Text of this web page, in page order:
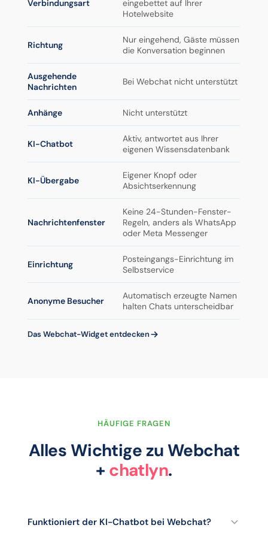
Verbindungsart
eingebettet auf Ihrer
Hotelwebsite
Richtung
Nur eingehend, Gäste müssen
die Konversation beginnen
Ausgehende
Nachrichten
Bei Webchat nicht unterstützt
Anhänge Nicht unterstützt
KI-Chatbot
Aktiv, antwortet aus Ihrer
eigenen Wissensdatenbank
KI-Übergabe
Eigener Knopf oder
Absichtserkennung
Nachrichtenfenster
Keine 24-Stunden-Fenster-
Regeln, anders als WhatsApp
oder Meta Messenger
Einrichtung
Posteingangs-Einrichtung im
Selbstservice
Anonyme Besucher
Automatisch erzeugte Namen
halten Chats unterscheidbar
Das Webchat-Widget entdecken
HÄUFIGE FRAGEN
Alles Wichtige zu Webchat
+ chatlyn.
Funktioniert der KI-Chatbot bei Webchat?